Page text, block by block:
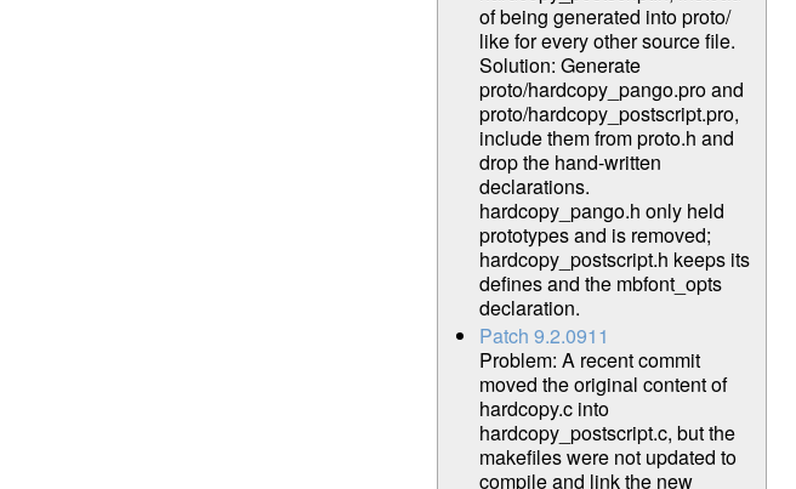
of being generated into proto/
like for every other source file.
Solution: Generate
proto/hardcopy_pango.pro and
proto/hardcopy_postscript.pro,
include them from proto.h and
drop the hand-written
declarations.
hardcopy_pango.h only held
prototypes and is removed;
hardcopy_postscript.h keeps its
defines and the mbfont_opts
declaration.
Patch 9.2.0911
Problem: A recent commit
moved the original content of
hardcopy.c into
hardcopy_postscript.c, but the
makefiles were not updated to
compile and link the new